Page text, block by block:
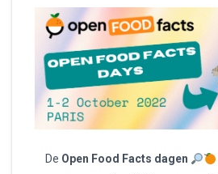
De Open Food Facts dagen